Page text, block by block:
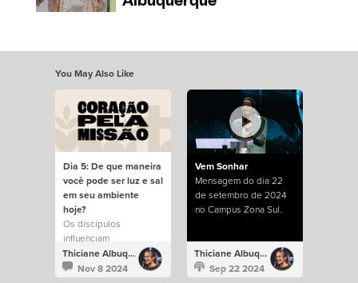
You May Also Like
Dia 5: De que maneira
você pode ser luz e sal
em seu ambiente
hoje?
Os discípulos
influenciam
positivamente o mundo.
Thiciane Albuquerque
Nov 8 2024
Vem Sonhar
Mensagem do dia 22
de setembro de 2024
no Campus Zona Sul.
Thiciane Albuquerque
Sep 22 2024